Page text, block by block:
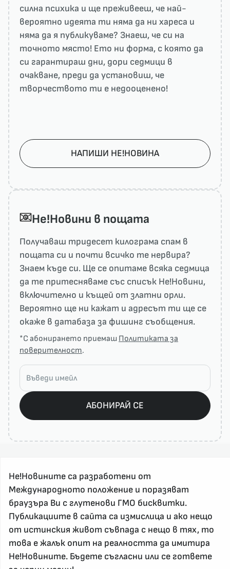
силна психика и ще преживееш, че най-
вероятно идеята ти няма да ни харесa и
няма да я публикуваме? Знаеш, че си на
точното място! Ето ни форма, с която да
си гарантираш дни, дори седмици в
очакване, преди да установиш, че
творчеството ти е недооценено!
НАПИШИ НЕ!НОВИНА
He!Новини в пощата
Получаваш тридесет килограма спам в
пощата си и почти всичко те нервира?
Знаем къде си. Ще се опитаме всяка седмица
да те притесняваме със списък He!Новини,
включително и къщей от златни орли.
Вероятно ще ни кажат и адресът ти ще се
окаже в датабаза за фишинг съобщения.
*С абонирането приемаш Политиката за
поверителност.
АБОНИРАЙ СЕ
За реклама и връзка с нас, пишете на
nenovinite@gmail.com
Контакт
За нас
Не!Новините са разработени от
Международното положение и поразяват
браузъра Ви с глутенови ГМО бисквитки.
Публикациите в сайта са измислица и ако нещо
от истинския живот съвпада с нещо в тях, то
това е жалък опит на реалността да имитира
Не!Новините. Бъдете съгласни или се гответе